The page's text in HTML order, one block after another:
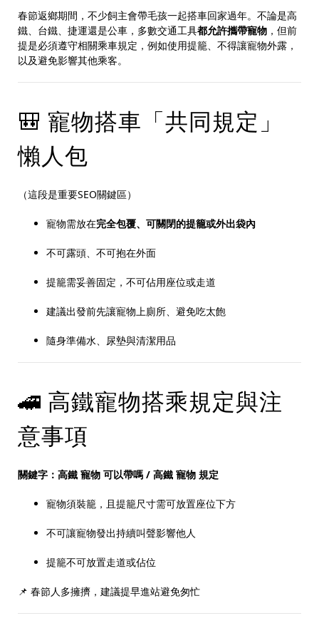
春節返鄉期間，不少飼主會帶毛孩一起搭車回家過年。不論是高
鐵、台鐵、捷運還是公車，多數交通工具都允許攜帶寵物 ，但前
提是必須遵守相關乘車規定，例如使用提籠、不得讓寵物外露，
以及避免影響其他乘客。
🎒 寵物搭車「共同規定」
懶人包
（這段是重要SEO關鍵區）
寵物需放在完全包覆、可關閉的提籠或外出袋內
不可露頭、不可抱在外面
提籠需妥善固定，不可佔用座位或走道
建議出發前先讓寵物上廁所、避免吃太飽
隨身準備水、尿墊與清潔用品
🚄 高鐵寵物搭乘規定與注
意事項
關鍵字：高鐵 寵物 可以帶嗎 / 高鐵 寵物 規定
寵物須裝籠，且提籠尺寸需可放置座位下方
不可讓寵物發出持續叫聲影響他人
提籠不可放置走道或佔位
📌 春節人多擁擠，建議提早進站避免匆忙